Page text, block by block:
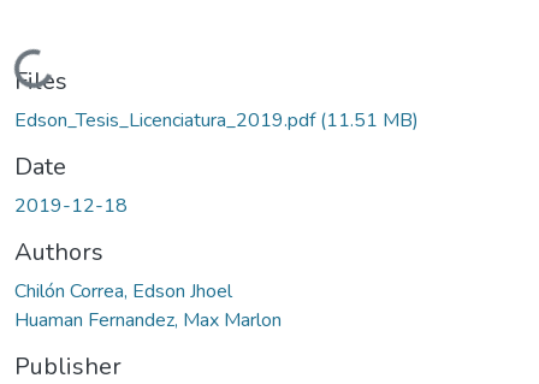
Loading...
Files
Edson_Tesis_Licenciatura_2019.pdf(11.51 MB)
Date
2019-12-18
Authors
Chilón Correa, Edson Jhoel
Huaman Fernandez, Max Marlon
Publisher